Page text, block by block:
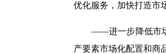
优化服务，加快打造市
——进一步降低市场交
产要素市场化配置和商